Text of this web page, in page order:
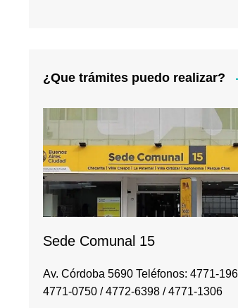
¿Que trámites puedo realizar?
Sede Comunal 15
Av. Córdoba 5690 Teléfonos: 4771-
4771-0750 / 4772-6398 / 4771-1306